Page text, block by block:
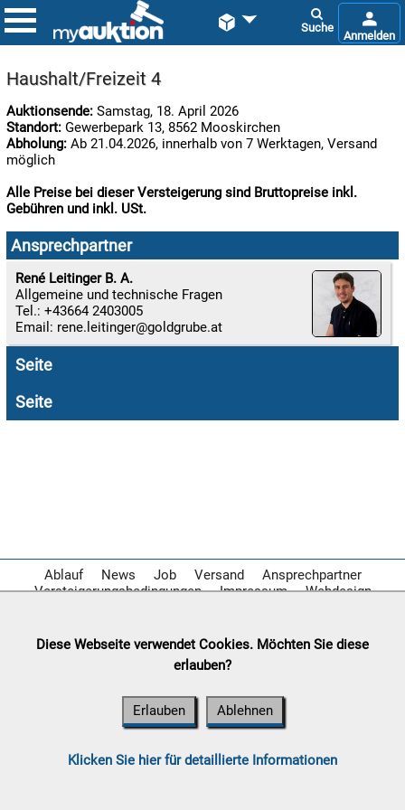
 
07.08:

07.08:
07.08:
Haushalt/Freizeit 4
Auktionsende: Samstag, 18. April 2026
Standort: Gewerbepark 13, 8562 Mooskirchen
Abholung: Ab 21.04.2026, innerhalb von 7 Werktagen, Versand
möglich
Alle Preise bei dieser Versteigerung sind Bruttopreise inkl.
Gebühren und inkl. USt.
Ansprechpartner
René Leitinger B. A.
Allgemeine und technische Fragen
Tel.: +43664 2403005
Email: rene.leitinger
Seite
Seite
Ablauf News Job Versand
Ansprechpartner
Versteigerungsbedingungen
Impressum Webdesign
Diese Webseite verwendet Cookies. Möchten Sie diese
erlauben?
Erlauben Ablehnen
Klicken Sie hier für detaillierte Informationen